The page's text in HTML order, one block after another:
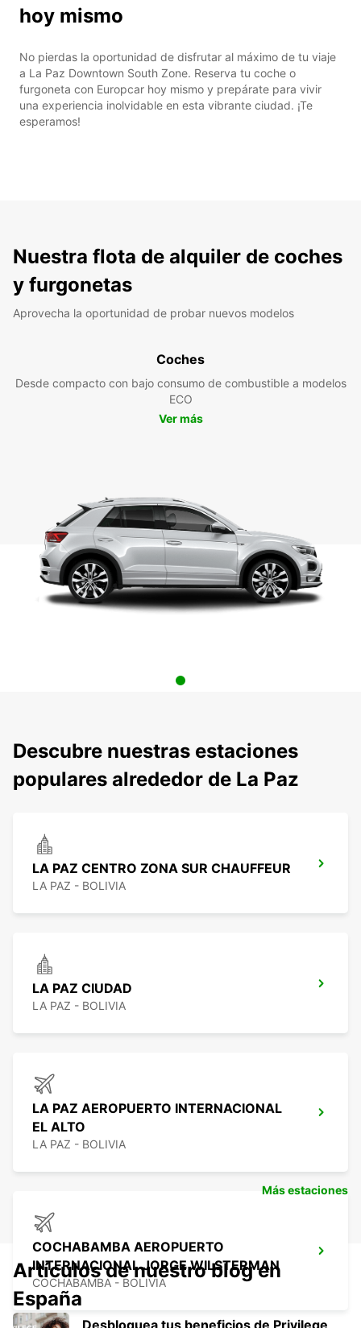
hoy mismo
No pierdas la oportunidad de disfrutar al máximo de tu viaje
a La Paz Downtown South Zone. Reserva tu coche o
furgoneta con Europcar hoy mismo y prepárate para vivir
una experiencia inolvidable en esta vibrante ciudad. ¡Te
esperamos!
Nuestra flota de alquiler de coches
y furgonetas
Aprovecha la oportunidad de probar nuevos modelos
Coches
Desde compacto con bajo consumo de combustible a modelos
ECO
Ver más
Descubre nuestras estaciones
populares alrededor de La Paz
LA PAZ CENTRO ZONA SUR CHAUFFEUR
LA PAZ - BOLIVIA
LA PAZ CIUDAD
LA PAZ - BOLIVIA
LA PAZ AEROPUERTO INTERNACIONAL
EL ALTO
LA PAZ - BOLIVIA
COCHABAMBA AEROPUERTO
INTERNACIONAL JORGE WILSTERMAN
COCHABAMBA - BOLIVIA
Más estaciones
Artículos de nuestro blog en
España